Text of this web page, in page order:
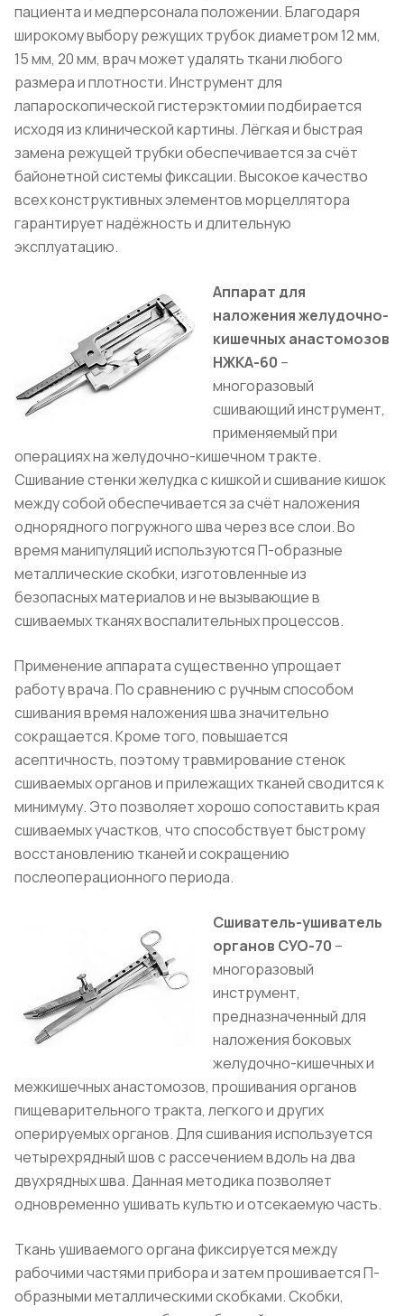
пациента и медперсонала положении. Благодаря
широкому выбору режущих трубок диаметром 12 мм,
15 мм, 20 мм, врач может удалять ткани любого
размера и плотности. Инструмент для
лапароскопической гистерэктомии подбирается
исходя из клинической картины. Лёгкая и быстрая
замена режущей трубки обеспечивается за счёт
байонетной системы фиксации. Высокое качество
всех конструктивных элементов морцеллятора
гарантирует надёжность и длительную
эксплуатацию.
Аппарат для
наложения желудочно-
кишечных анастомозов
НЖКА-60 –
многоразовый
сшивающий инструмент,
применяемый при
операциях на желудочно-кишечном тракте.
Сшивание стенки желудка с кишкой и сшивание кишок
между собой обеспечивается за счёт наложения
однорядного погружного шва через все слои. Во
время манипуляций используются П-образные
металлические скобки, изготовленные из
безопасных материалов и не вызывающие в
сшиваемых тканях воспалительных процессов.
Применение аппарата существенно упрощает
работу врача. По сравнению с ручным способом
сшивания время наложения шва значительно
сокращается. Кроме того, повышается
асептичность, поэтому травмирование стенок
сшиваемых органов и прилежащих тканей сводится к
минимуму. Это позволяет хорошо сопоставить края
сшиваемых участков, что способствует быстрому
восстановлению тканей и сокращению
послеоперационного периода.
Сшиватель-ушиватель
органов СУО-70 –
многоразовый
инструмент,
предназначенный для
наложения боковых
желудочно-кишечных и
межкишечных анастомозов, прошивания органов
пищеварительного тракта, легкого и других
оперируемых органов. Для сшивания используется
четырехрядный шов с рассечением вдоль на два
двухрядных шва. Данная методика позволяет
одновременно ушивать культю и отсекаемую часть.
Ткань ушиваемого органа фиксируется между
рабочими частями прибора и затем прошивается П-
образными металлическими скобками. Скобки,